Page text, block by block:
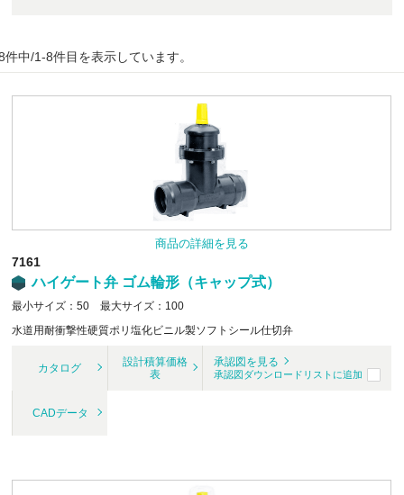
件中/1-8件目を表示しています。
商品の詳細を見る
7161
ハイゲート弁 ゴム輪形（キャップ式）
最小サイズ：50 最大サイズ：100
水道用耐衝撃性硬質ポリ塩化ビニル製ソフトシール仕切弁
カタログ
設計積算価格
表
承認図を見る
承認図ダウンロードリストに追加
CADデータ